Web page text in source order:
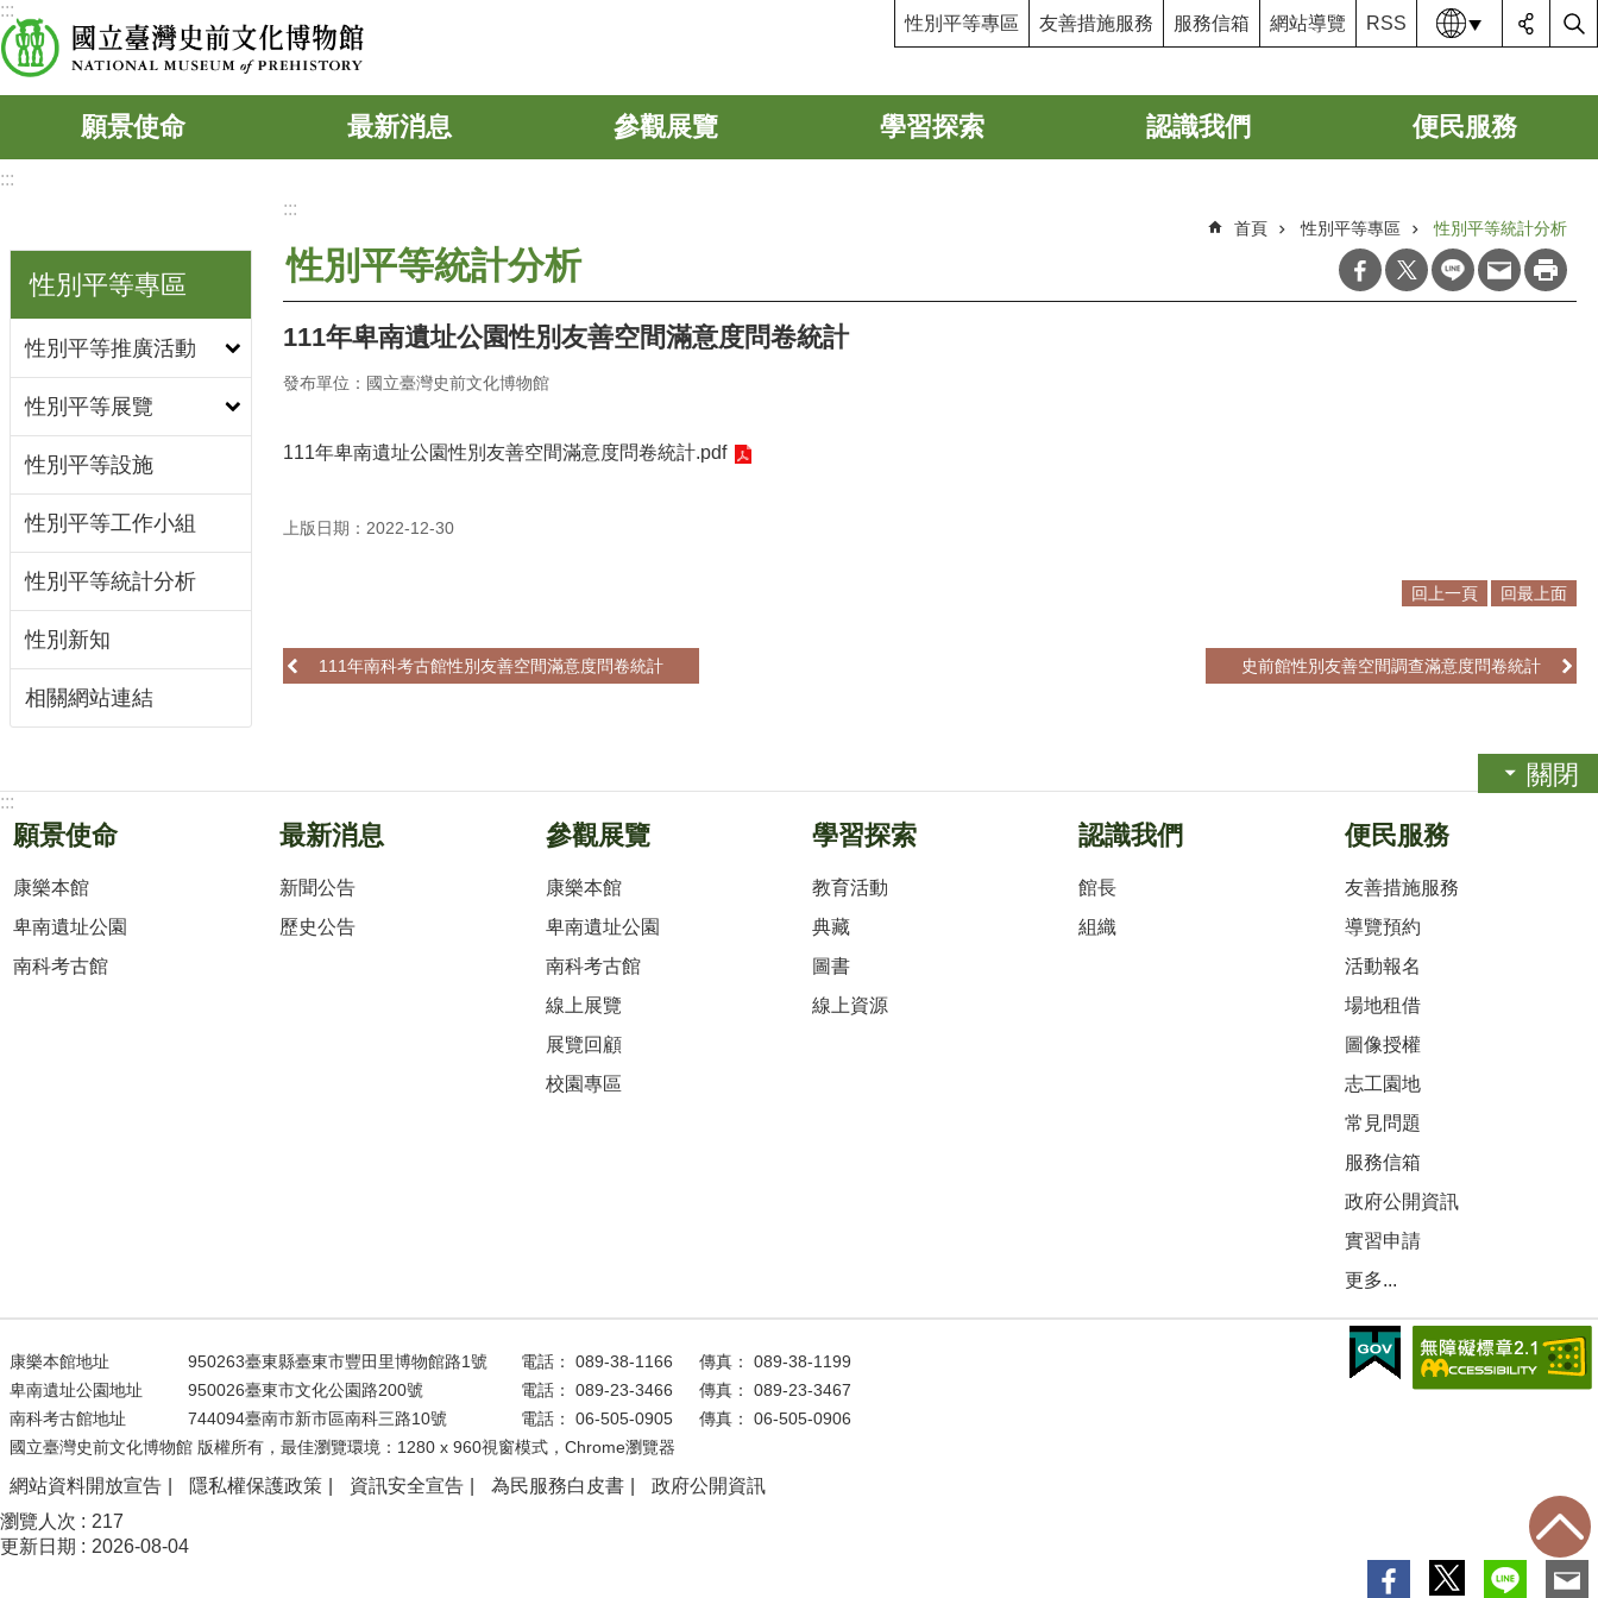
跳到主要內容區塊
:::
性別平等專區 友善措施服務 服務信箱 網站導覽 RSS 語系
願景使命 最新消息 參觀展覽 學習探索 認識我們 便民服務
:::
性別平等專區
性別平等推廣活動
性別平等展覽
性別平等設施
性別平等工作小組
性別平等統計分析
性別新知
相關網站連結
:::
首頁 性別平等專區 性別平等統計分析
性別平等統計分析
111年卑南遺址公園性別友善空間滿意度問卷統計
發布單位：國立臺灣史前文化博物館
111年卑南遺址公園性別友善空間滿意度問卷統計.pdf
上版日期：2022-12-30
回上一頁 回最上面
111年南科考古館性別友善空間滿意度問卷統計 史前館性別友善空間調查滿意度問卷統計
關閉
:::
願景使命
康樂本館
卑南遺址公園
南科考古館
最新消息
新聞公告
歷史公告
參觀展覽
康樂本館
卑南遺址公園
南科考古館
線上展覽
展覽回顧
校園專區
學習探索
教育活動
典藏
圖書
線上資源
認識我們
館長
組織
便民服務
友善措施服務
導覽預約
活動報名
場地租借
圖像授權
志工園地
常見問題
服務信箱
政府公開資訊
實習申請
更多...
康樂本館地址 950263臺東縣臺東市豐田里博物館路1號 電話： 089-38-1166
傳真： 089-38-1199
卑南遺址公園地址
950026臺東市文化公園路200號 電話： 089-23-3466
傳真： 089-23-3467
南科考古館地址
744094臺南市新市區南科三路10號 電話： 06-505-0905
傳真： 06-505-0906
國立臺灣史前文化博物館 版權所有，最佳瀏覽環境：1280 x 960視窗模式，Chrome瀏覽器
網站資料開放宣告 隱私權保護政策 資訊安全宣告 為民服務白皮書
政府公開資訊
瀏覽人次
217
更新日期
2026-08-04